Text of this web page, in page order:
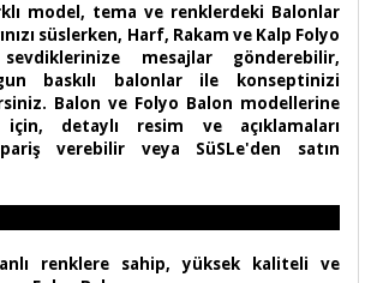
model, tema ve renklerdeki Balonlar
süslerken, Harf, Rakam ve Kalp Folyo
mesajlar gönderebilir,
baskılı balonlar ile konseptinizi
Balon ve Folyo Balon modellerine
detaylı resim ve açıklamaları
verebilir veya SüSLe'den satın
renklere sahip, yüksek kaliteli ve